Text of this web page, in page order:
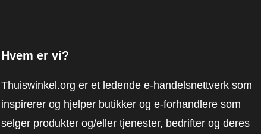
Hvem er vi?
Thuiswinkel.org er et ledende e-handelsnettverk som
inspirerer og hjelper butikker og e-forhandlere som
selger produkter og/eller tjenester, bedrifter og deres